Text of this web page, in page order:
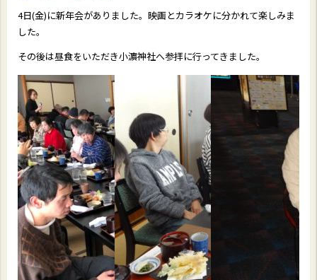
4日(金)に新年会がありました。映画とカラオケに分かれて楽しみま
した。
その後は昼食をいただき小濵神社へ参拝に行ってきました。